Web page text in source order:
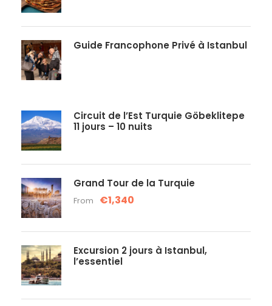
Guide Francophone Privé à Istanbul
Circuit de l’Est Turquie Göbeklitepe
11 jours – 10 nuits
Grand Tour de la Turquie
From €1,340
Excursion 2 jours à Istanbul,
l’essentiel